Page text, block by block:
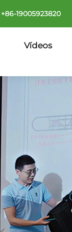
+86-19005923820
Vídeos